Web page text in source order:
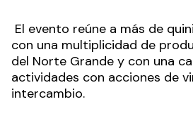
El evento reúne a más de
con una multiplicidad de
del Norte Grande y con una
actividades con acciones de
intercambio.